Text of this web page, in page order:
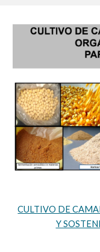
CULTIVO DE
Y